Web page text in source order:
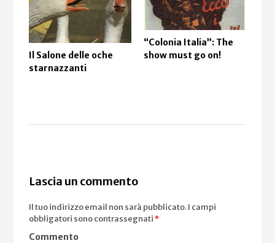
Il Salone delle oche
starnazzanti
“Colonia Italia”: The
show must go on!
Lascia un commento
Il tuo indirizzo email non sarà pubblicato.I campi
obbligatori sono contrassegnati*
Commento